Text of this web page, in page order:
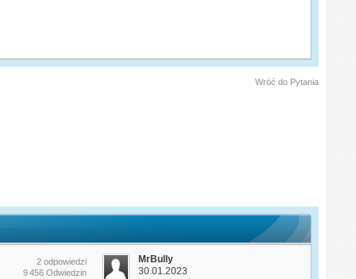
Wróć do Pytania
2 odpowiedzi
9 456 Odwiedzin
MrBully
30.01.2023